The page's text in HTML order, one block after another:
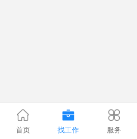
首页 找工作 服务